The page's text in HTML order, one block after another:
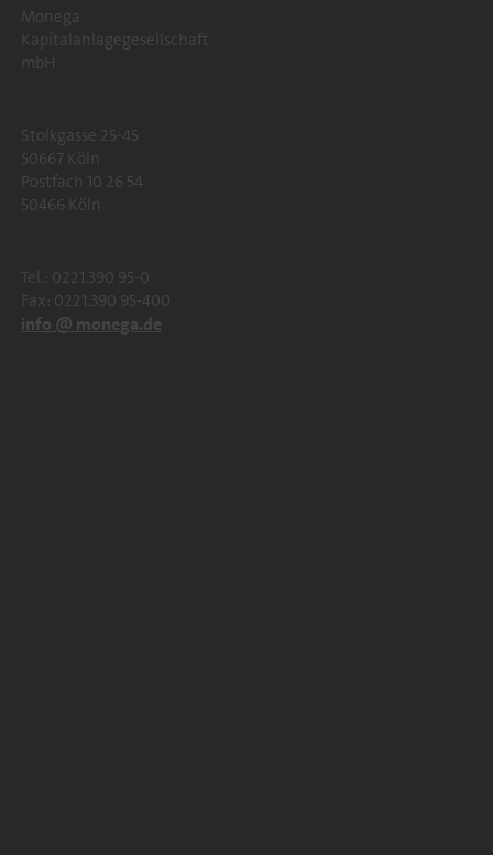
Monega
Kapitalanlagegesellschaft
mbH
Stolkgasse 25-45
50667 Köln
Postfach 10 26 54
50466 Köln
Tel.: 0221.390 95-0
Fax: 0221.390 95-400
info @ monega.de